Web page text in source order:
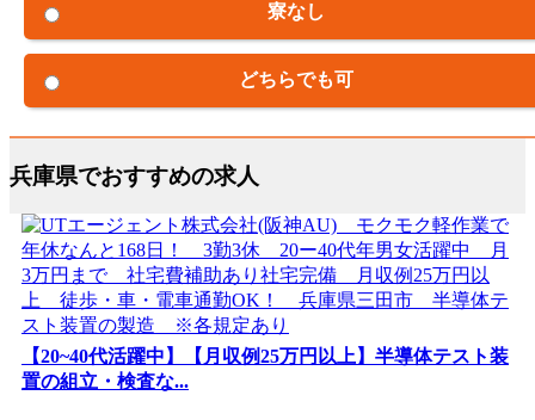
寮なし
どちらでも可
兵庫県でおすすめの求人
【20~40代活躍中】【月収例25万円以上】半導体テスト装
置の組立・検査な...